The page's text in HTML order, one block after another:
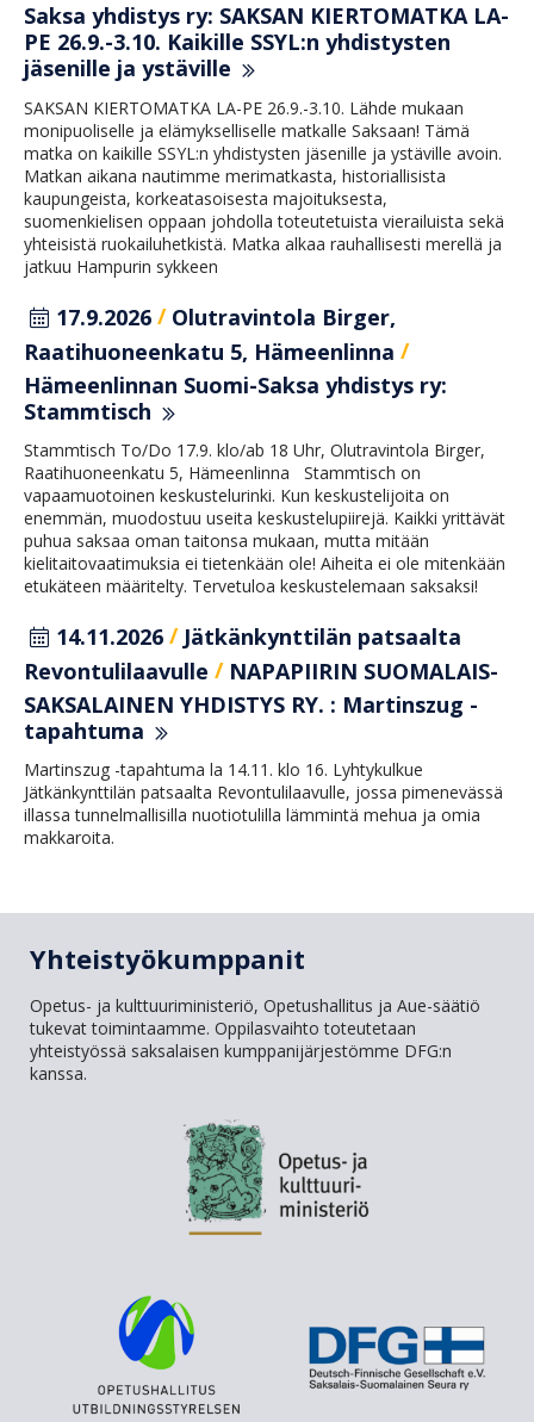
Saksa yhdistys ry: SAKSAN KIERTOMATKA LA-
PE 26.9.-3.10. Kaikille SSYL:n yhdistysten
jäsenille ja ystäville
SAKSAN KIERTOMATKA LA-PE 26.9.-3.10. Lähde mukaan
monipuoliselle ja elämykselliselle matkalle Saksaan! Tämä
matka on kaikille SSYL:n yhdistysten jäsenille ja ystäville avoin.
Matkan aikana nautimme merimatkasta, historiallisista
kaupungeista, korkeatasoisesta majoituksesta,
suomenkielisen oppaan johdolla toteutetuista vierailuista sekä
yhteisistä ruokailuhetkistä. Matka alkaa rauhallisesti merellä ja
jatkuu Hampurin sykkeen
17.9.2026 / Olutravintola Birger,
Raatihuoneenkatu 5, Hämeenlinna /
Hämeenlinnan Suomi-Saksa yhdistys ry:
Stammtisch
Stammtisch To/Do 17.9. klo/ab 18 Uhr, Olutravintola Birger,
Raatihuoneenkatu 5, Hämeenlinna Stammtisch on
vapaamuotoinen keskustelurinki. Kun keskustelijoita on
enemmän, muodostuu useita keskustelupiirejä. Kaikki yrittävät
puhua saksaa oman taitonsa mukaan, mutta mitään
kielitaitovaatimuksia ei tietenkään ole! Aiheita ei ole mitenkään
etukäteen määritelty. Tervetuloa keskustelemaan saksaksi!
14.11.2026 / Jätkänkynttilän patsaalta
Revontulilaavulle / NAPAPIIRIN SUOMALAIS-
SAKSALAINEN YHDISTYS RY. : Martinszug -
tapahtuma
Martinszug -tapahtuma la 14.11. klo 16. Lyhtykulkue
Jätkänkynttilän patsaalta Revontulilaavulle, jossa pimenevässä
illassa tunnelmallisilla nuotiotulilla lämmintä mehua ja omia
makkaroita.
Yhteistyökumppanit
Opetus- ja kulttuuriministeriö, Opetushallitus ja Aue-säätiö
tukevat toimintaamme. Oppilasvaihto toteutetaan
yhteistyössä saksalaisen kumppanijärjestömme DFG:n
kanssa.